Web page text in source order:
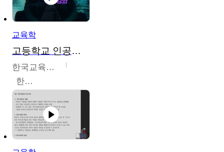
교육학
고등학교 인공지능 기초 교수ㆍ학습 역량 강화
한국교육학술정보원
한국교육학술정보원